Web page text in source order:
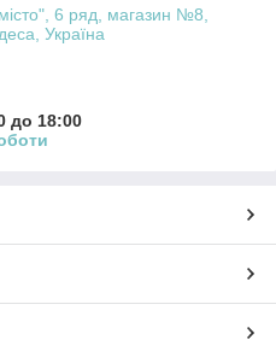
6 ряд, магазин №8,
Україна
до 18:00